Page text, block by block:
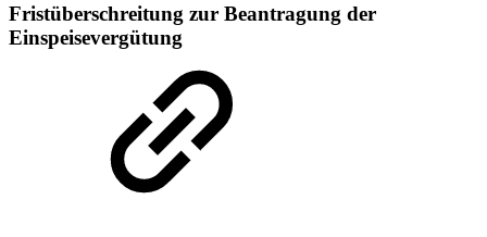
Fristüberschreitung zur Beantragung der
Einspeisevergütung